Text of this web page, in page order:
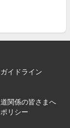
イドライン
関係の皆さまへ
リシー